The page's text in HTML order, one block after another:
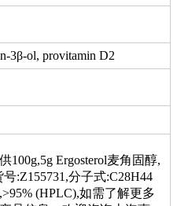
3β-ol, provitamin D2
100g,5g Ergosterol麦角固醇,
:Z155731,分子式:C28H44
(HPLC),如需了解更多